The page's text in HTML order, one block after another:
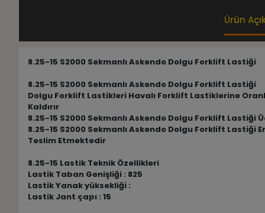
Ürün
8.25-15 S2000 Sekmanlı Askendo Dolgu Forklift Lastiği
8.25-15 S2000 Sekmanlı Askendo Dolgu Forklift Lastiği
Dolgu Forklift Lastikleri Havalı Forklift Lastiklerine
Kaldırır
8.25-15 S2000 Sekmanlı Askendo Dolgu Forklift
8.25-15 S2000 Sekmanlı Askendo Dolgu Forklift
Teslim Etmektedir
8.25-15 Lastik Teknik Özellikleri
Lastik Taban Genişliği : 825
Lastik Yanak yüksekliği :
Lastik Jant çapı : 15